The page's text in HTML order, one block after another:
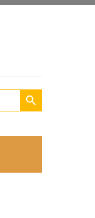
Search Button